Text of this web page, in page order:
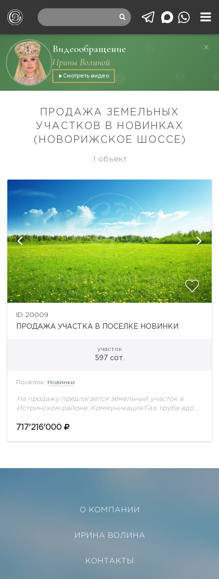
Видеообращение
Ирины Волиной
Смотреть видео
ПРОДАЖА ЗЕМЕЛЬНЫХ
УЧАСТКОВ В НОВИНКАХ
(НОВОРИЖСКОЕ ШОССЕ)
1 объект
ID 20009
ПРОДАЖА УЧАСТКА В ПОСЕЛКЕ НОВИНКИ
участок
597 сот.
Посёлок: Новинки
На продажу предлагается земельный участок в
Истринском районе. Коммуникация:Газ: труба вдоль
в наличии.Электричество: есть возможность
717'216'000
О КОМПАНИИ
ИРИНА ВОЛИНА
КОНТАКТЫ